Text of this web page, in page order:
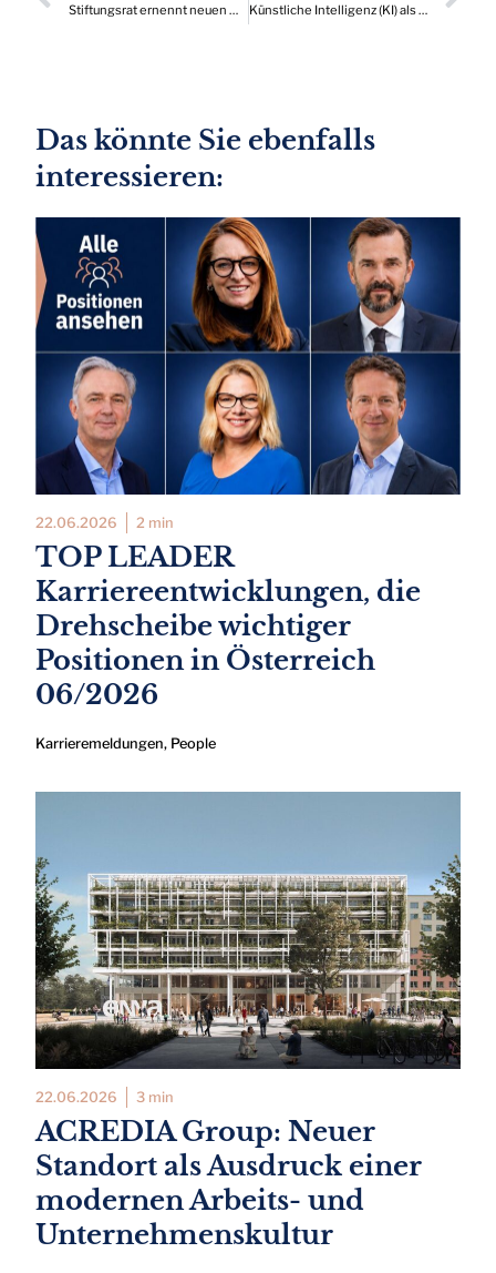
Stiftungsrat ernennt neuen ORF-Generaldirektor Künstliche Intelligenz (KI) als Faktor moderner Kommunikationsstrategien
Das könnte Sie ebenfalls
interessieren:
22.06.2026 2 min
TOP LEADER
Karriereentwicklungen, die
Drehscheibe wichtiger
Positionen in Österreich
06/2026
Karrieremeldungen, People
22.06.2026 3 min
ACREDIA Group: Neuer
Standort als Ausdruck einer
modernen Arbeits- und
Unternehmenskultur